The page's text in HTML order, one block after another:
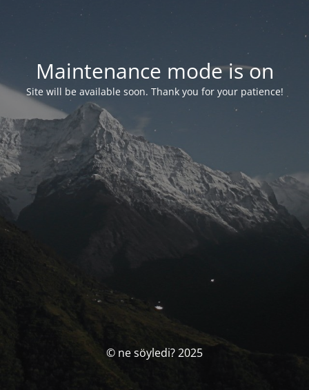
Maintenance mode is on
Site will be available soon. Thank you for your patience!
© ne söyledi? 2025